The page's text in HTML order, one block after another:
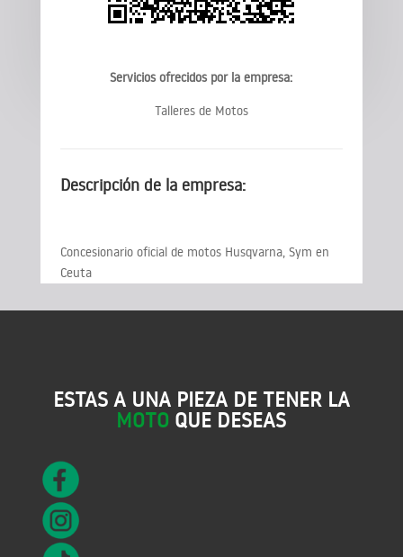
Servicios ofrecidos por la empresa:
Talleres de Motos
Descripción de la empresa:
Concesionario oficial de motos Husqvarna, Sym en
Ceuta
ESTAS A UNA PIEZA DE TENER LA
MOTO QUE DESEAS